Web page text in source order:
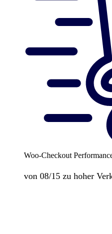
Woo-Checkout
von 08/15 zu hoher